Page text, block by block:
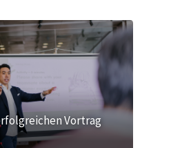
Vortrag